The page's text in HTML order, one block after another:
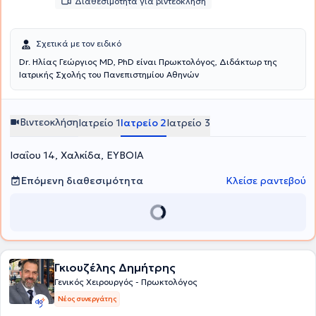
Σχετικά με τον ειδικό
Dr. Ηλίας Γεώργιος MD, PhD είναι Πρωκτολόγος, Διδάκτωρ της
Ιατρικής Σχολής του Πανεπιστημίου Αθηνών
ΒιντεοκλήσηΙατρείο 1Ιατρείο 2Ιατρείο 3
Ισαΐου 14, Χαλκίδα, ΕΥΒΟΙΑ
Επόμενη διαθεσιμότητα
Κλείσε ραντεβού
Γκιουζέλης Δημήτρης
Γενικός Χειρουργός - Πρωκτολόγος
Νέος συνεργάτης